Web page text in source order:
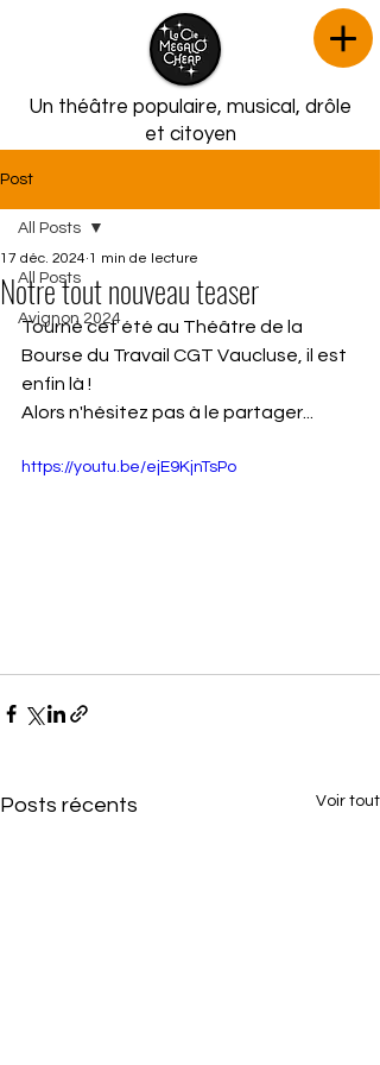
Un théâtre populaire, musical, drôle
et citoyen
Post
All Posts
Avignon 2024
All Posts
Notre tout nouveau teaser
17 déc. 2024 1 min de lecture
Tourné cet été au Théâtre de la
Bourse du Travail CGT Vaucluse, il est
enfin là !
Alors n'hésitez pas à le partager...
https://youtu.be/ejE9KjnTsPo
Posts récents Voir tout